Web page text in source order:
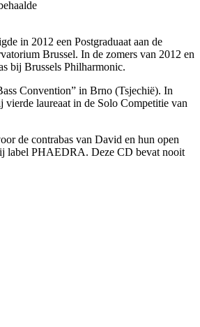
in 2012 een Postgraduaat aan de
Brussel. In de zomers van 2012 en
bij Brussels Philharmonic.
Convention” in Brno (Tsjechië). In
laureaat in de Solo Competitie van
de contrabas van David en hun open
label PHAEDRA. Deze CD bevat nooit